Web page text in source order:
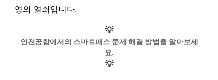
영의 열쇠입니다.
💡
인천공항에서의 스마트패스 문제 해결 방법을 알아보세
요.
💡